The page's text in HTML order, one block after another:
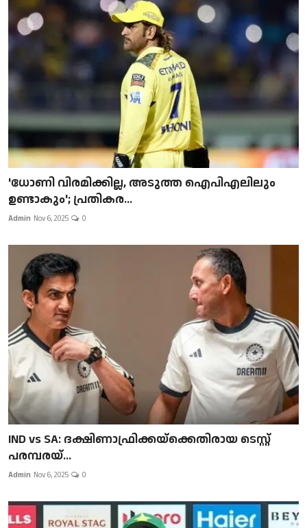
'ധോണി വിരമിക്കില്ല, അടുത്ത ഐപിഎലിലും
ഉണ്ടാകും'; പ്രതികര...
Admin Nov 6, 2025 0
IND vs SA: ദക്ഷിണാഫ്രിക്കയ്‌ക്കെതിരായ ടെസ്റ്റ്
പരമ്പരയ്...
Admin Nov 6, 2025 0